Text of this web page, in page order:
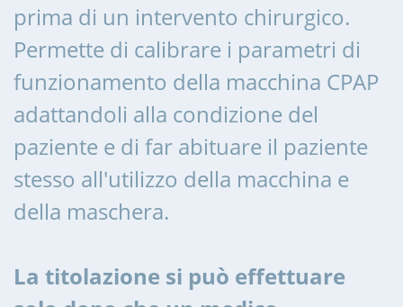
prima di un intervento chirurgico.
Permette di calibrare i parametri di
funzionamento della macchina CPAP
adattandoli alla condizione del
paziente e di far abituare il paziente
stesso all'utilizzo della macchina e
della maschera.
La titolazione si può effettuare